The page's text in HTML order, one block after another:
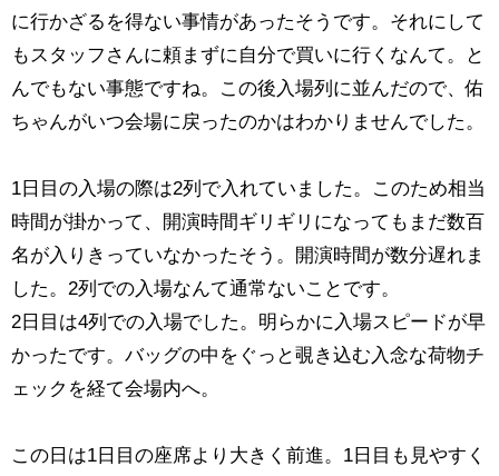
に行かざるを得ない事情があったそうです。それにして
もスタッフさんに頼まずに自分で買いに行くなんて。と
んでもない事態ですね。この後入場列に並んだので、佑
ちゃんがいつ会場に戻ったのかはわかりませんでした。
1日目の入場の際は2列で入れていました。このため相当
時間が掛かって、開演時間ギリギリになってもまだ数百
名が入りきっていなかったそう。開演時間が数分遅れま
した。2列での入場なんて通常ないことです。
2日目は4列での入場でした。明らかに入場スピードが早
かったです。バッグの中をぐっと覗き込む入念な荷物チ
ェックを経て会場内へ。
この日は1日目の座席より大きく前進。1日目も見やすく